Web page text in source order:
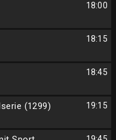
18:00
18:15
18:45
19:15
(1299)